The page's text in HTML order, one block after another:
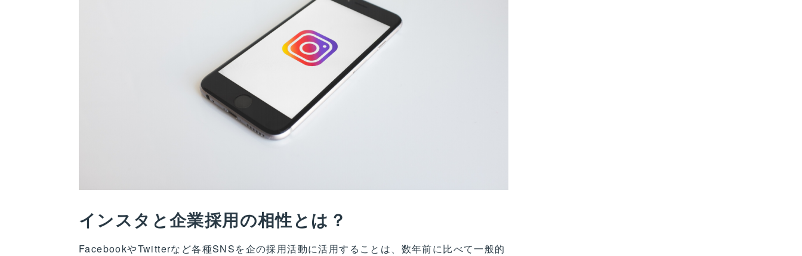
インスタと企業採用の相性とは？
FacebookやTwitterなど各種SNSを企の採用活動に活用することは、数年前に比べて一般的